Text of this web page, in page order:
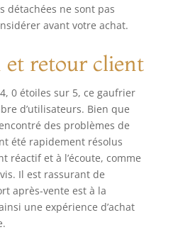
détachées ne sont pas
avant votre achat.
et retour client
0 étoiles sur 5, ce gaufrier
d’utilisateurs. Bien que
des problèmes de
été rapidement résolus
réactif et à l’écoute, comme
Il est rassurant de
après-vente est à la
une expérience d’achat